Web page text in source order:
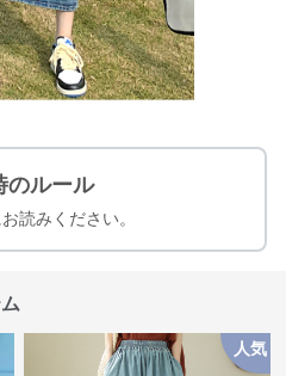
のルール
読みください。
人気